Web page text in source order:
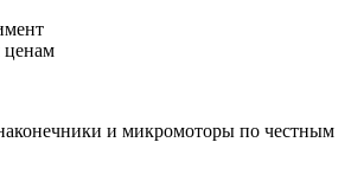
ценам
и микромоторы по честным